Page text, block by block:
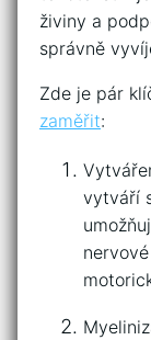
živiny a
správně
Zde je⁢ pár
zaměřit:
vytváří⁣